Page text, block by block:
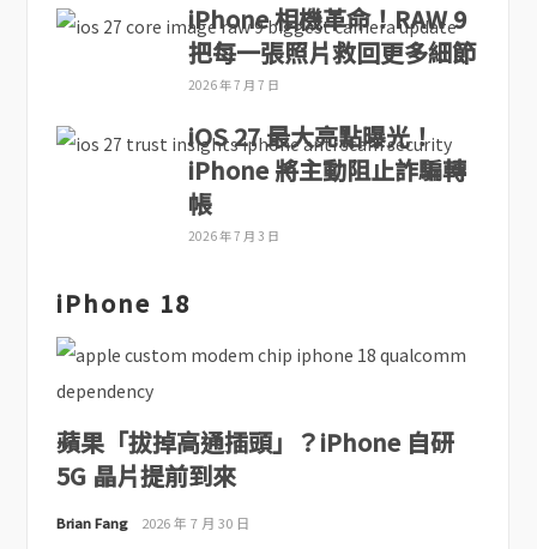
iPhone 相機革命！RAW 9
把每一張照片救回更多細節
2026 年 7 月 7 日
iOS 27 最大亮點曝光！
iPhone 將主動阻止詐騙轉
帳
2026 年 7 月 3 日
iPhone 18
蘋果「拔掉高通插頭」？iPhone 自研
5G 晶片提前到來
Brian Fang 2026 年 7 月 30 日